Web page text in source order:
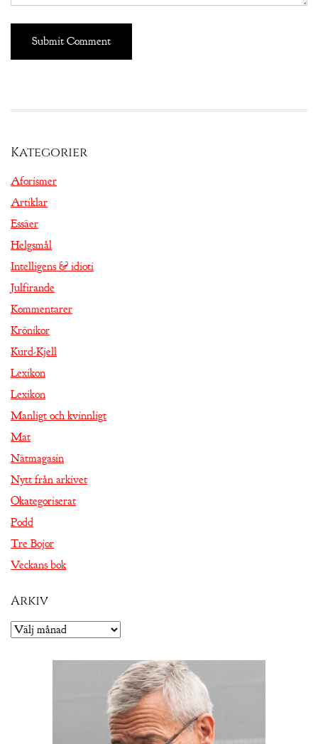
Kategorier
Aforismer
Artiklar
Essäer
Helgsmål
Intelligens & idioti
Julfirande
Kommentarer
Krönikor
Kurd-Kjell
Lexikon
Lexikon
Manligt och kvinnligt
Mat
Nätmagasin
Nytt från arkivet
Okategoriserat
Podd
Tre Bojor
Veckans bok
Arkiv
Arkiv